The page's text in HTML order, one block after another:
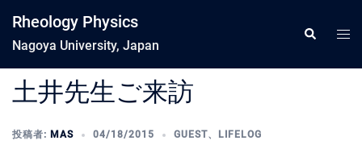
ン
Rheology Physics
Nagoya University, Japan
検
索
ト
土井先生ご来訪
投稿者: MAS 04/18/2015 GUEST、 LIFELOG